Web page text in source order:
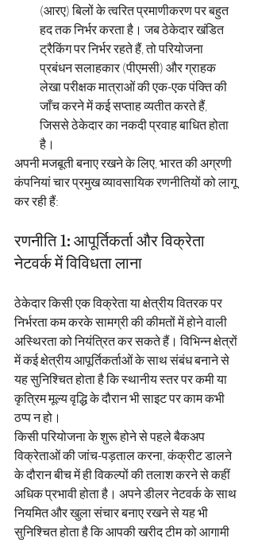
(आरए) बिलों के त्वरित प्रमाणीकरण पर बहुत
हद तक निर्भर करता है। जब ठेकेदार खंडित
ट्रैकिंग पर निर्भर रहते हैं, तो परियोजना
प्रबंधन सलाहकार (पीएमसी) और ग्राहक
लेखा परीक्षक मात्राओं की एक-एक पंक्ति की
जाँच करने में कई सप्ताह व्यतीत करते हैं,
जिससे ठेकेदार का नकदी प्रवाह बाधित होता
है।
अपनी मजबूती बनाए रखने के लिए, भारत की अग्रणी
कंपनियां चार प्रमुख व्यावसायिक रणनीतियों को लागू
कर रही हैं:
रणनीति 1: आपूर्तिकर्ता और विक्रेता
नेटवर्क में विविधता लाना
ठेकेदार किसी एक विक्रेता या क्षेत्रीय वितरक पर
निर्भरता कम करके सामग्री की कीमतों में होने वाली
अस्थिरता को नियंत्रित कर सकते हैं। विभिन्न क्षेत्रों
में कई क्षेत्रीय आपूर्तिकर्ताओं के साथ संबंध बनाने से
यह सुनिश्चित होता है कि स्थानीय स्तर पर कमी या
कृत्रिम मूल्य वृद्धि के दौरान भी साइट पर काम कभी
ठप्प न हो।
किसी परियोजना के शुरू होने से पहले बैकअप
विक्रेताओं की जांच-पड़ताल करना, कंक्रीट डालने
के दौरान बीच में ही विकल्पों की तलाश करने से कहीं
अधिक प्रभावी होता है। अपने डीलर नेटवर्क के साथ
नियमित और खुला संचार बनाए रखने से यह भी
सुनिश्चित होता है कि आपकी खरीद टीम को आगामी